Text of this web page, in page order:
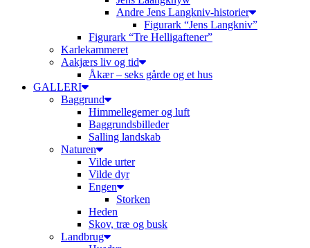
Andre Jens Langkniv-historier
Figurark “Jens Langkniv”
Figurark “Tre Helligaftener”
Karlekammeret
Aakjærs liv og tid
Åkær – seks gårde og et hus
GALLERI
Baggrund
Himmellegemer og luft
Baggrundsbilleder
Salling landskab
Naturen
Vilde urter
Vilde dyr
Engen
Storken
Heden
Skov, træ og busk
Landbrug